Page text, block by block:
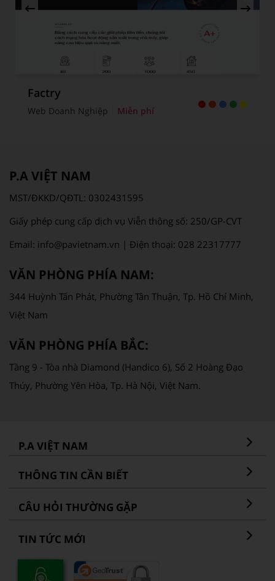
Factry
Web Doanh Nghiệp Miễn phí
P.A VIỆT NAM
MST/ĐKKD/QĐTL: 0302431595
Giấy phép cung cấp dịch vụ Viễn thông số: 250/GP-CVT
Email: info@pavietnam.vn | Điện thoại: 028 22317777
VĂN PHÒNG PHÍA NAM:
344 Huỳnh Tấn Phát, Phường Tân Thuận, Tp. Hồ Chí Minh,
Việt Nam
VĂN PHÒNG PHÍA BẮC:
Tầng 9 - Tòa nhà Diamond (Handico 6), Số 2 Hoàng Đạo
Thúy, Phường Yên Hòa, Tp. Hà Nội, Việt Nam.
P.A VIỆT NAM
THÔNG TIN CẦN BIẾT
CÂU HỎI THƯỜNG GẶP
TIN TỨC MỚI